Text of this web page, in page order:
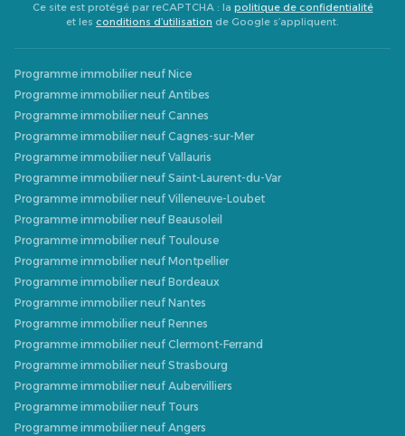
Ce site est protégé par reCAPTCHA : la politique de confidentialité
et les conditions d’utilisation de Google s’appliquent.
Programme immobilier neuf Nice
Programme immobilier neuf Antibes
Programme immobilier neuf Cannes
Programme immobilier neuf Cagnes-sur-Mer
Programme immobilier neuf Vallauris
Programme immobilier neuf Saint-Laurent-du-Var
Programme immobilier neuf Villeneuve-Loubet
Programme immobilier neuf Beausoleil
Programme immobilier neuf Toulouse
Programme immobilier neuf Montpellier
Programme immobilier neuf Bordeaux
Programme immobilier neuf Nantes
Programme immobilier neuf Rennes
Programme immobilier neuf Clermont-Ferrand
Programme immobilier neuf Strasbourg
Programme immobilier neuf Aubervilliers
Programme immobilier neuf Tours
Programme immobilier neuf Angers